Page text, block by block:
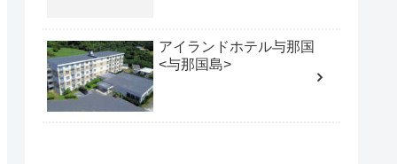
アイランドホテル与那国
<与那国島>